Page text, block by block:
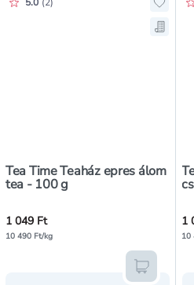
Tea Time Teaház epres álom
tea - 100 g
1 049 Ft
10 490 Ft/kg
Kosárba
1
10